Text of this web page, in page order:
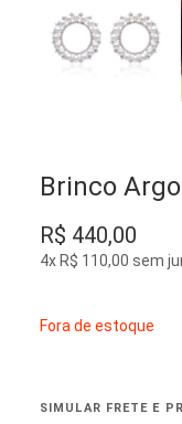
Brinco
R$ 440,00
4x R$ 110,00 sem
Fora de estoque
SIMULAR FRETE E